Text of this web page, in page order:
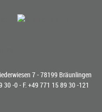
7 - 78199 Bräunlingen
30 -0- F. +49 771 15 89 30 -121